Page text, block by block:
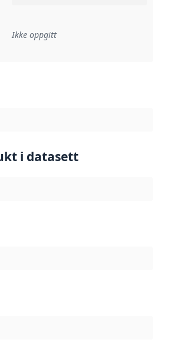
til en implementasjonsregel
Ikke oppgitt
i datasett